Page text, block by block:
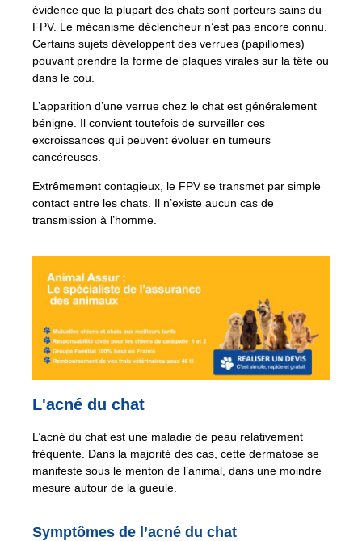
évidence que la plupart des chats sont porteurs sains du
FPV. Le mécanisme déclencheur n’est pas encore connu.
Certains sujets développent des verrues (papillomes)
pouvant prendre la forme de plaques virales sur la tête ou
dans le cou.
L’apparition d’une verrue chez le chat est généralement
bénigne. Il convient toutefois de surveiller ces
excroissances qui peuvent évoluer en tumeurs
cancéreuses.
Extrêmement contagieux, le FPV se transmet par simple
contact entre les chats. Il n’existe aucun cas de
transmission à l’homme.
L'acné du chat
L’acné du chat est une maladie de peau relativement
fréquente. Dans la majorité des cas, cette dermatose se
manifeste sous le menton de l’animal, dans une moindre
mesure autour de la gueule.
Symptômes de l’acné du chat